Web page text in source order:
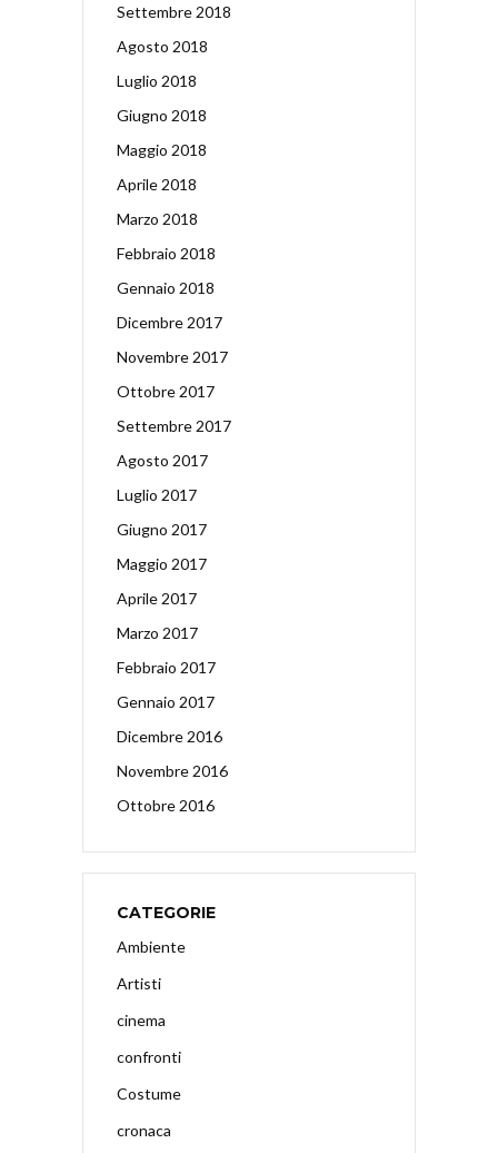
Settembre 2018
Agosto 2018
Luglio 2018
Giugno 2018
Maggio 2018
Aprile 2018
Marzo 2018
Febbraio 2018
Gennaio 2018
Dicembre 2017
Novembre 2017
Ottobre 2017
Settembre 2017
Agosto 2017
Luglio 2017
Giugno 2017
Maggio 2017
Aprile 2017
Marzo 2017
Febbraio 2017
Gennaio 2017
Dicembre 2016
Novembre 2016
Ottobre 2016
CATEGORIE
Ambiente
Artisti
cinema
confronti
Costume
cronaca